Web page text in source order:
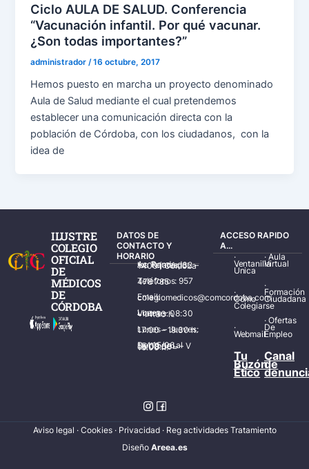
Ciclo AULA DE SALUD. Conferencia
“Vacunación infantil. Por qué vacunar.
¿Son todas importantes?”
administrador /16 octubre, 2017
Hemos puesto en marcha un proyecto denominado
Aula de Salud mediante el cual pretendemos
establecer una comunicación directa con la
población de Córdoba, con los ciudadanos, con la
idea de
ILUSTRE
COLEGIO
OFICIAL
DE
MÉDICOS
DE
CÓRDOBA
DATOS DE
CONTACTO Y
HORARIO
Av. Ronda de los Tejares, 32 – 14001 Córdoba
Teléfonos: 957 478 785
Email: colegiomedicos@comcordoba.com
Lunes – Viernes: 08:30 – 14:30 h.
Lunes – Jueves: 17:00 – 19:30 h.
Del 15/06 al 15/09 de L – V de 08:00 – 15:00 h.
ACCESO RAPIDO
A...
·
Ventanilla
Única
·
Cómo
Colegiarse
·
Webmail
·Aula
Virtual
·
Formación
Ciudadana
·Ofertas
De
Empleo
Tu
Buzón
Ético
Canal
de
Aviso legal · Cookies· Privacidad · Reg actividades Tratamiento
Diseño Areea.es